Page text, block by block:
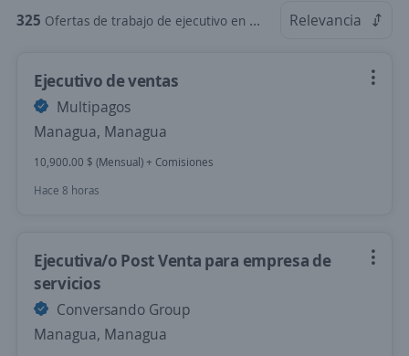
325 Ofertas de trabajo de ejecutivo en Managua Relevancia
Ejecutivo de ventas
Multipagos
Managua, Managua
10,900.00 $ (Mensual) + Comisiones
Hace 8 horas
Ejecutiva/o Post Venta para empresa de
servicios
Conversando Group
Managua, Managua